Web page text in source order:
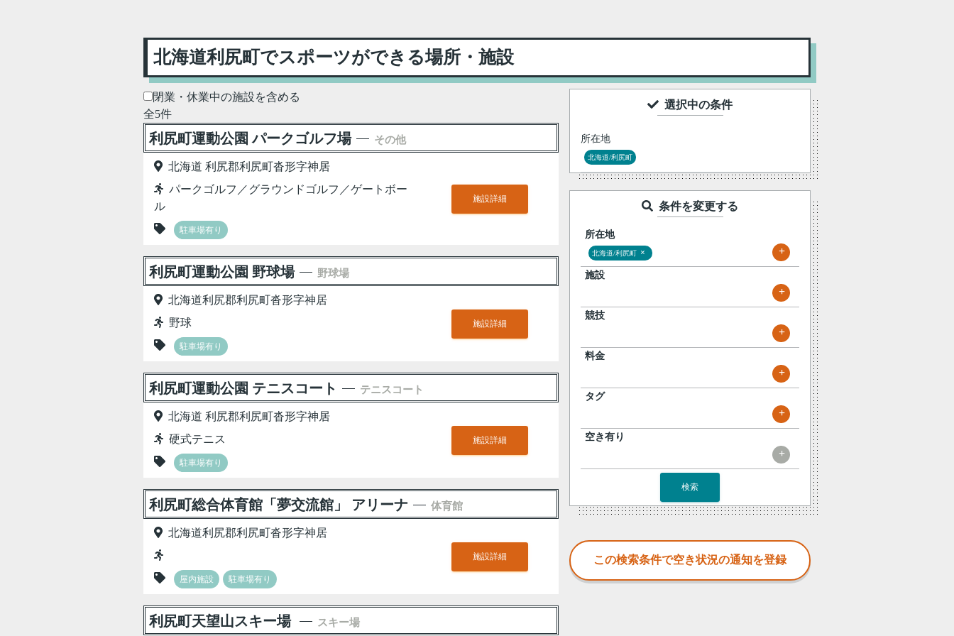
北海道利尻町でスポーツができる場所・施設
閉業・休業中の施設を含める
全5件
利尻町運動公園 パークゴルフ場 その他
北海道 利尻郡利尻町沓形字神居
パークゴルフ／グラウンドゴルフ／ゲートボー
ル
駐車場有り
施設詳細
利尻町運動公園 野球場 野球場
北海道利尻郡利尻町沓形字神居
野球
駐車場有り
施設詳細
利尻町運動公園 テニスコート テニスコート
北海道 利尻郡利尻町沓形字神居
硬式テニス
駐車場有り
施設詳細
利尻町総合体育館「夢交流館」 アリーナ 体育館
北海道利尻郡利尻町沓形字神居
屋内施設 駐車場有り
施設詳細
利尻町天望山スキー場 スキー場
選択中の条件
所在地
北海道/利尻町
条件を変更する
所在地
北海道/利尻町 × +
施設
+
競技
+
料金
+
タグ
+
空き有り
+
検索